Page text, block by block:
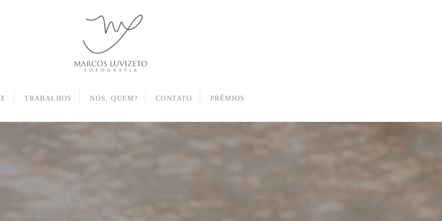
TRABALHOS NÓS, QUEM? CONTATO PRÊMIOS